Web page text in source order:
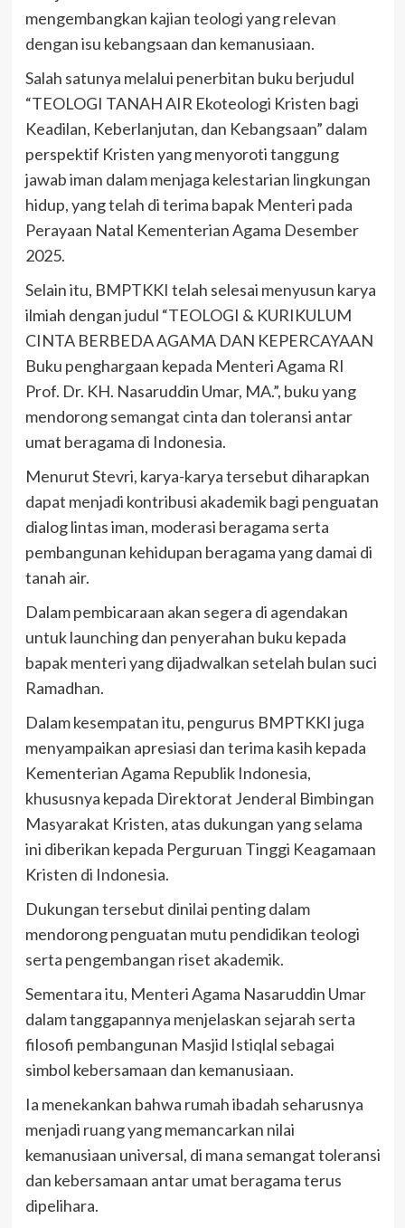
mengembangkan kajian teologi yang relevan
dengan isu kebangsaan dan kemanusiaan.
Salah satunya melalui penerbitan buku berjudul
“TEOLOGI TANAH AIR Ekoteologi Kristen bagi
Keadilan, Keberlanjutan, dan Kebangsaan” dalam
perspektif Kristen yang menyoroti tanggung
jawab iman dalam menjaga kelestarian lingkungan
hidup, yang telah di terima bapak Menteri pada
Perayaan Natal Kementerian Agama Desember
2025.
Selain itu, BMPTKKI telah selesai menyusun karya
ilmiah dengan judul “TEOLOGI & KURIKULUM
CINTA BERBEDA AGAMA DAN KEPERCAYAAN
Buku penghargaan kepada Menteri Agama RI
Prof. Dr. KH. Nasaruddin Umar, MA.”, buku yang
mendorong semangat cinta dan toleransi antar
umat beragama di Indonesia.
Menurut Stevri, karya-karya tersebut diharapkan
dapat menjadi kontribusi akademik bagi penguatan
dialog lintas iman, moderasi beragama serta
pembangunan kehidupan beragama yang damai di
tanah air.
Dalam pembicaraan akan segera di agendakan
untuk launching dan penyerahan buku kepada
bapak menteri yang dijadwalkan setelah bulan suci
Ramadhan.
Dalam kesempatan itu, pengurus BMPTKKI juga
menyampaikan apresiasi dan terima kasih kepada
Kementerian Agama Republik Indonesia,
khususnya kepada Direktorat Jenderal Bimbingan
Masyarakat Kristen, atas dukungan yang selama
ini diberikan kepada Perguruan Tinggi Keagamaan
Kristen di Indonesia.
Dukungan tersebut dinilai penting dalam
mendorong penguatan mutu pendidikan teologi
serta pengembangan riset akademik.
Sementara itu, Menteri Agama Nasaruddin Umar
dalam tanggapannya menjelaskan sejarah serta
filosofi pembangunan Masjid Istiqlal sebagai
simbol kebersamaan dan kemanusiaan.
Ia menekankan bahwa rumah ibadah seharusnya
menjadi ruang yang memancarkan nilai
kemanusiaan universal, di mana semangat toleransi
dan kebersamaan antar umat beragama terus
dipelihara.